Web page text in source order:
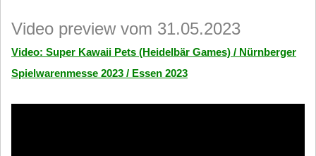
Video preview vom 31.05.2023
Video: Super Kawaii Pets (Heidelbär Games) / Nürnberger
Spielwarenmesse 2023 / Essen 2023